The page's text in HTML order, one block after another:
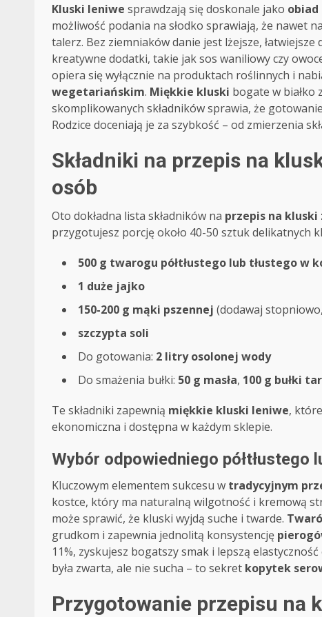
Kluski leniwe sprawdzają się doskonale jako obiad
możliwość podania na słodko sprawiają, że nawet
talerz. Bez ziemniaków danie jest lżejsze,
kreatywne dodatki, takie jak sos waniliowy czy
opiera się wyłącznie na produktach roślinnych i
wegetariańskim. Miękkie kluski bogate w białko
skomplikowanych składników sprawia, że
Rodzice doceniają je za szybkość – od zmierzenia
Składniki na przepis na
osób
Oto dokładna lista składników na przepis na kluski
przygotujesz porcję około 40-50 sztuk delikatnych
500 g twarogu półtłustego lub tłustego w
1 duże jajko
150-200 g mąki pszennej (dodawaj
szczypta soli
Do gotowania: 2 litry osolonej wody
Do smażenia bułki: 50 g masła, 100 g bułki
Te składniki zapewnią miękkie kluski leniwe,
ekonomiczna i dostępna w każdym sklepie.
Wybór odpowiedniego półtłustego
Kluczowym elementem sukcesu w tradycyjnym
kostce, który ma naturalną wilgotność i kremową
może sprawić, że kluski wyjdą suche i twarde.
grudkom i zapewnia jednolitą konsystencję
11%, zyskujesz bogatszy smak i lepszą
była zwarta, ale nie sucha – to sekret kopytek
Przygotowanie przepisu na